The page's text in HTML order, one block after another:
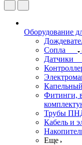
Оборудование
Сопла
Датчики
Фитинги,
Трубы
Кабель и
Еще